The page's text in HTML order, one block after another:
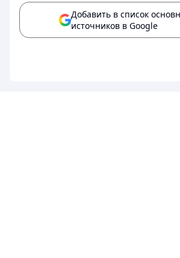
Добавить в список
источников в Google